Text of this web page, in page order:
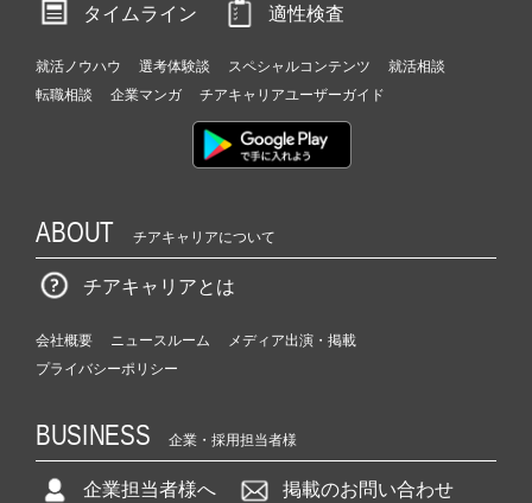
タイムライン
適性検査
就活ノウハウ 選考体験談 スペシャルコンテンツ
就活相談
転職相談
企業マンガ チアキャリアユーザーガイド
ABOUT チアキャリアについて
チアキャリアとは
会社概要 ニュースルーム
メディア出演・掲載
プライバシーポリシー
BUSINESS 企業・採用担当者様
企業担当者様へ 掲載のお問い合わせ